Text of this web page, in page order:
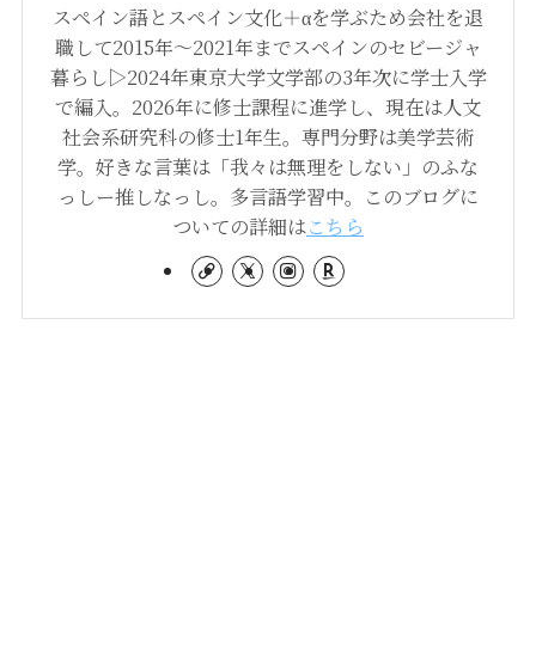
スペイン語とスペイン文化＋αを学ぶため会社を退
職して2015年〜2021年までスペインのセビージャ
暮らし▷2024年東京大学文学部の3年次に学士入学
で編入。2026年に修士課程に進学し、現在は人文
社会系研究科の修士1年生。専門分野は美学芸術
学。好きな言葉は「我々は無理をしない」のふな
っしー推しなっし。多言語学習中。このブログに
ついての詳細はこちら